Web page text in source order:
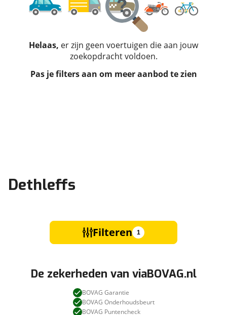
Helaas, er zijn geen voertuigen die aan jouw
zoekopdracht voldoen.
Pas je filters aan om meer aanbod te zien
Dethleffs
Filteren 1
De zekerheden van viaBOVAG.nl
BOVAG Garantie
BOVAG Onderhoudsbeurt
BOVAG Puntencheck